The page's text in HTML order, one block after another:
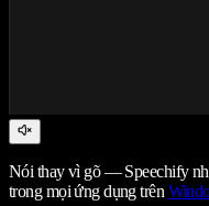
Nói thay vì gõ — Speechify
trong mọi ứng dụng trên